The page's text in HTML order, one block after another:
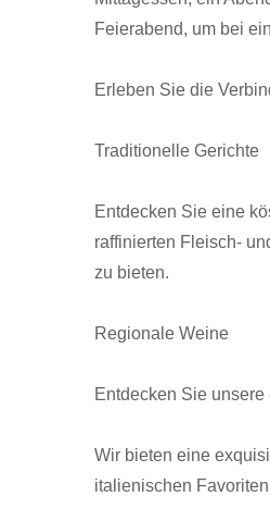
Feierabend, um bei
Erleben Sie die
Traditionelle Gerichte
Entdecken Sie eine
raffinierten Fleisch-
zu bieten.
Regionale Weine
Entdecken Sie
Wir bieten eine
italienischen